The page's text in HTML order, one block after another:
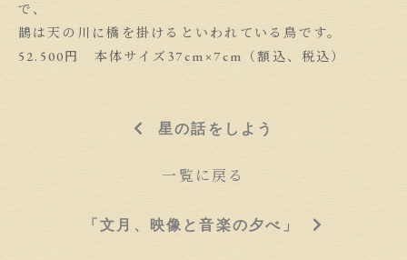
で、
鵲は天の川に橋を掛けるといわれている鳥です。
52.500円 本体サイズ37cm×7cm（額込、税込）
星の話をしよう
一覧に戻る
「文月、映像と音楽の夕べ」